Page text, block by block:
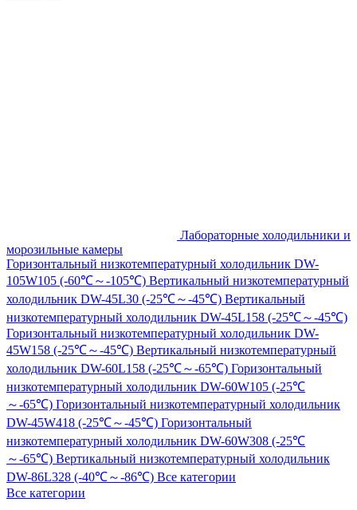
Лабораторные холодильники и
морозильные камеры
Горизонтальный низкотемпературный холодильник DW-
105W105 (-60℃～-105℃) Вертикальный низкотемпературный
холодильник DW-45L30 (-25℃～-45℃) Вертикальный
низкотемпературный холодильник DW-45L158 (-25℃～-45℃)
Горизонтальный низкотемпературный холодильник DW-
45W158 (-25℃～-45℃) Вертикальный низкотемпературный
холодильник DW-60L158 (-25℃～-65℃) Горизонтальный
низкотемпературный холодильник DW-60W105 (-25℃
～-65℃) Горизонтальный низкотемпературный холодильник
DW-45W418 (-25℃～-45℃) Горизонтальный
низкотемпературный холодильник DW-60W308 (-25℃
～-65℃) Вертикальный низкотемпературный холодильник
DW-86L328 (-40℃～-86℃) Все категории
Все категории